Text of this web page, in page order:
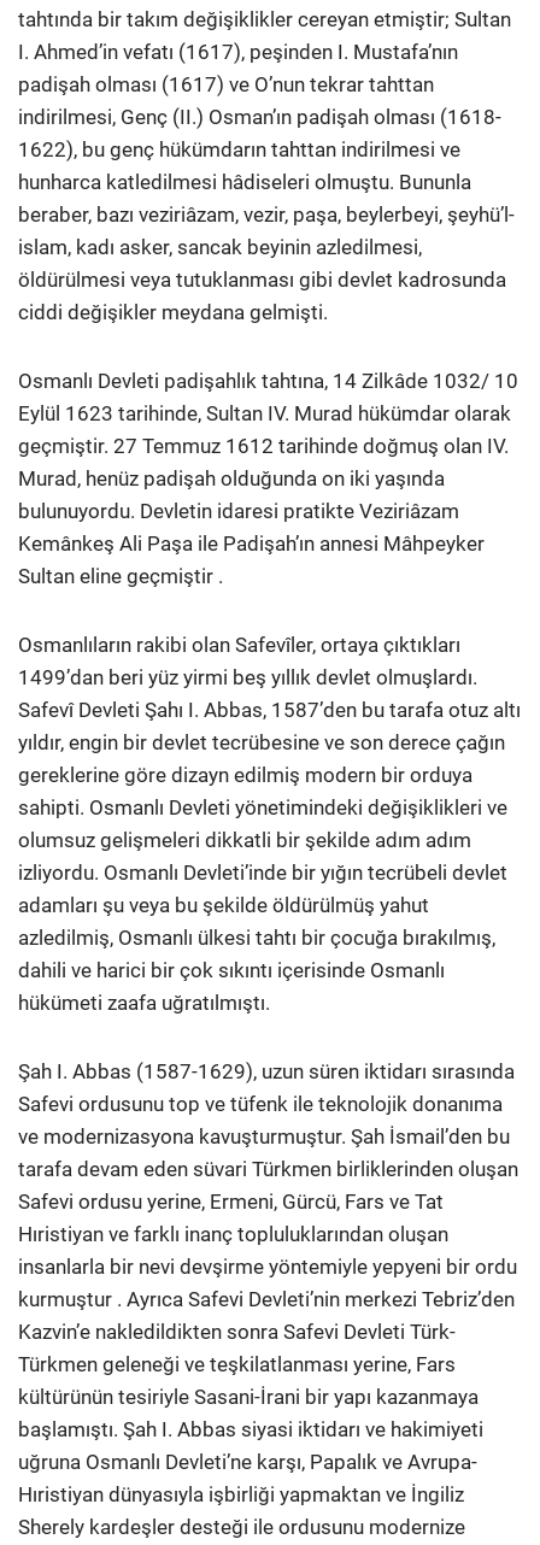
tahtında bir takım değişiklikler cereyan etmiştir; Sultan
I. Ahmed’in vefatı (1617), peşinden I. Mustafa’nın
padişah olması (1617) ve O’nun tekrar tahttan
indirilmesi, Genç (II.) Osman’ın padişah olması (1618-
1622), bu genç hükümdarın tahttan indirilmesi ve
hunharca katledilmesi hâdiseleri olmuştu. Bununla
beraber, bazı veziriâzam, vezir, paşa, beylerbeyi, şeyhü’l-
islam, kadı asker, sancak beyinin azledilmesi,
öldürülmesi veya tutuklanması gibi devlet kadrosunda
ciddi değişikler meydana gelmişti.
Osmanlı Devleti padişahlık tahtına, 14 Zilkâde 1032/ 10
Eylül 1623 tarihinde, Sultan IV. Murad hükümdar olarak
geçmiştir. 27 Temmuz 1612 tarihinde doğmuş olan IV.
Murad, henüz padişah olduğunda on iki yaşında
bulunuyordu. Devletin idaresi pratikte Veziriâzam
Kemânkeş Ali Paşa ile Padişah’ın annesi Mâhpeyker
Sultan eline geçmiştir .
Osmanlıların rakibi olan Safevîler, ortaya çıktıkları
1499’dan beri yüz yirmi beş yıllık devlet olmuşlardı.
Safevî Devleti Şahı I. Abbas, 1587’den bu tarafa otuz altı
yıldır, engin bir devlet tecrübesine ve son derece çağın
gereklerine göre dizayn edilmiş modern bir orduya
sahipti. Osmanlı Devleti yönetimindeki değişiklikleri ve
olumsuz gelişmeleri dikkatli bir şekilde adım adım
izliyordu. Osmanlı Devleti’inde bir yığın tecrübeli devlet
adamları şu veya bu şekilde öldürülmüş yahut
azledilmiş, Osmanlı ülkesi tahtı bir çocuğa bırakılmış,
dahili ve harici bir çok sıkıntı içerisinde Osmanlı
hükümeti zaafa uğratılmıştı.
Şah I. Abbas (1587-1629), uzun süren iktidarı sırasında
Safevi ordusunu top ve tüfenk ile teknolojik donanıma
ve modernizasyona kavuşturmuştur. Şah İsmail’den bu
tarafa devam eden süvari Türkmen birliklerinden oluşan
Safevi ordusu yerine, Ermeni, Gürcü, Fars ve Tat
Hıristiyan ve farklı inanç topluluklarından oluşan
insanlarla bir nevi devşirme yöntemiyle yepyeni bir ordu
kurmuştur . Ayrıca Safevi Devleti’nin merkezi Tebriz’den
Kazvin’e nakledildikten sonra Safevi Devleti Türk-
Türkmen geleneği ve teşkilatlanması yerine, Fars
kültürünün tesiriyle Sasani-İrani bir yapı kazanmaya
başlamıştı. Şah I. Abbas siyasi iktidarı ve hakimiyeti
uğruna Osmanlı Devleti’ne karşı, Papalık ve Avrupa-
Hıristiyan dünyasıyla işbirliği yapmaktan ve İngiliz
Sherely kardeşler desteği ile ordusunu modernize